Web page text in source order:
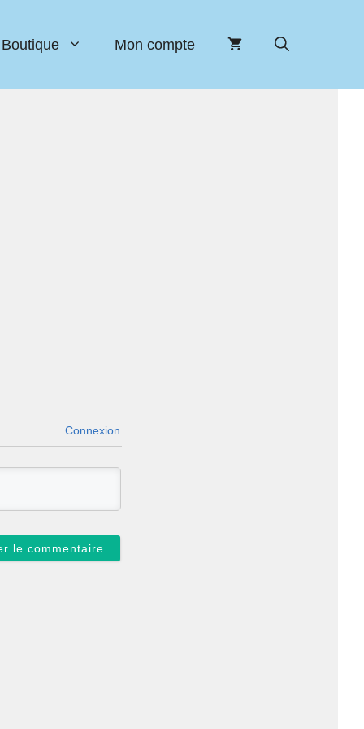
Boutique Mon compte
Connexion